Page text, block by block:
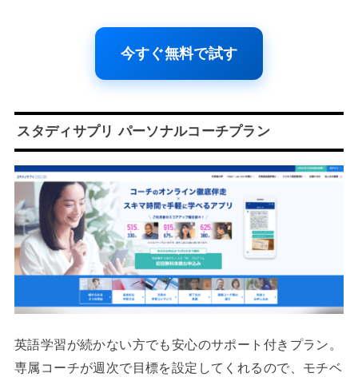
今すぐ無料で試す
スタディサプリ パーソナルコーチプラン
英語学習が続かない方でも安心のサポート付きプラン。
専属コーチが週次で目標を設定してくれるので、モチベ